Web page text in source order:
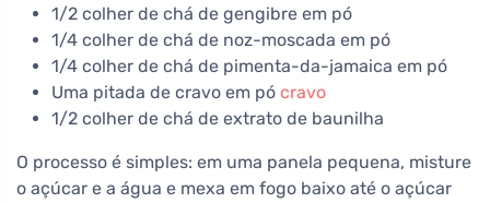
1/2 colher de chá de gengibre em pó
1/4 colher de chá de noz-moscada em pó
1/4 colher de chá de pimenta-da-jamaica em pó
Uma pitada de cravo em pó cravo
1/2 colher de chá de extrato de baunilha
O processo é simples: em uma panela pequena, misture
o açúcar e a água e mexa em fogo baixo até o açúcar